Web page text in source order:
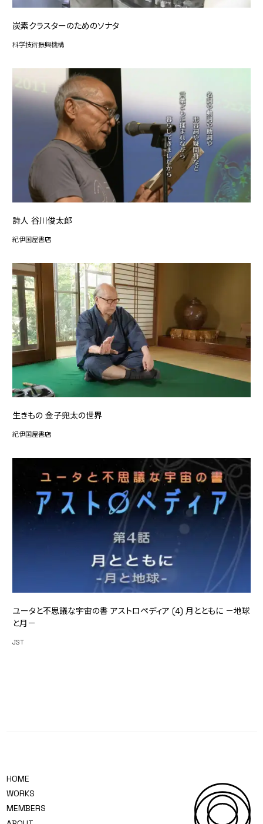
炭素クラスターのためのソナタ
科学技術振興機構
詩人 谷川俊太郎
紀伊国屋書店
生きもの 金子兜太の世界
紀伊国屋書店
ユータと不思議な宇宙の書 アストロペディア (4) 月とともに －地球
と月－
JST
HOME
WORKS
MEMBERS